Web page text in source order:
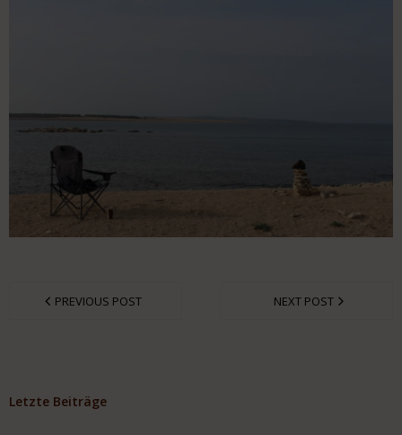
Datenschutz
PREVIOUS POST NEXT POST
Letzte Beiträge